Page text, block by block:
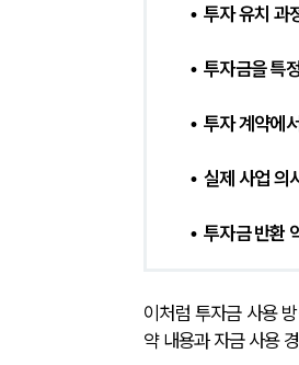
•  투자 유치 과
•  투자금을 특
•  투자 계약에
•  실제 사업 의
•  투자금 반환
이처럼 투자금 사용
약 내용과 자금 사용